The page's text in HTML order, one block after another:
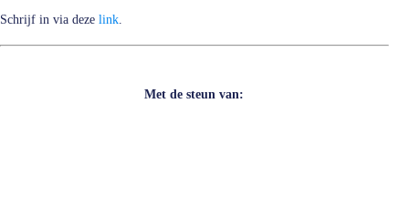
Schrijf in via deze link
Met de steun van: